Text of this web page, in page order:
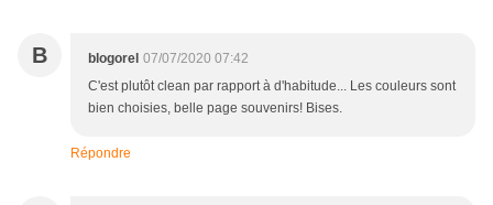
B blogorel 07/07/2020 07:42
C'est plutôt clean par rapport à d'habitude... Les couleurs sont
bien choisies, belle page souvenirs! Bises.
Répondre